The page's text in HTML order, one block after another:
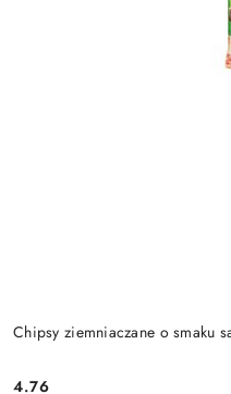
Chipsy ziemniaczane o smaku
4.76